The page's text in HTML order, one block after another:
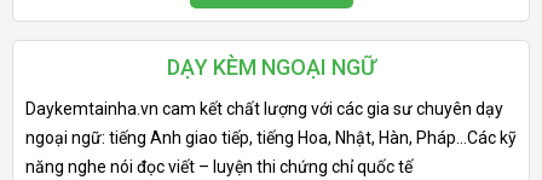
DẠY KÈM NGOẠI NGỮ
Daykemtainha.vn cam kết chất lượng với các gia sư chuyên dạy
ngoại ngữ: tiếng Anh giao tiếp, tiếng Hoa, Nhật, Hàn, Pháp…Các kỹ
năng nghe nói đọc viết – luyện thi chứng chỉ quốc tế